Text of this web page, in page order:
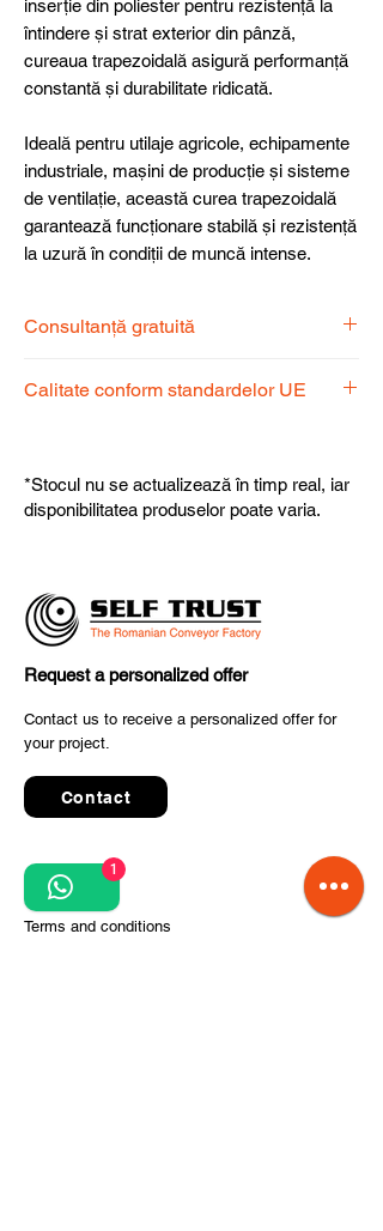
inserție din poliester pentru rezistență la
întindere și strat exterior din pânză,
cureaua trapezoidală asigură performanță
constantă și durabilitate ridicată.
Ideală pentru utilaje agricole, echipamente
industriale, mașini de producție și sisteme
de ventilație, această curea trapezoidală
garantează funcționare stabilă și rezistență
la uzură în condiții de muncă intense.
Consultanță gratuită
dispoziție pentru a alege produsul
Calitate conform standardelor UE
fiabilitate și performanță superioară.
*Stocul nu se actualizează în timp real, iar
disponibilitatea produselor poate varia.
Request a personalized offer
Contact us to receive a personalized offer for
your project.
Contact
Quick Links
Terms and conditions
1